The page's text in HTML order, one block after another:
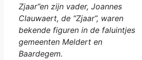
Zjaar”en zijn vader, Joannes
Clauwaert, de “Zjaar”, waren
bekende figuren in de faluintjes
gemeenten Meldert en
Baardegem.